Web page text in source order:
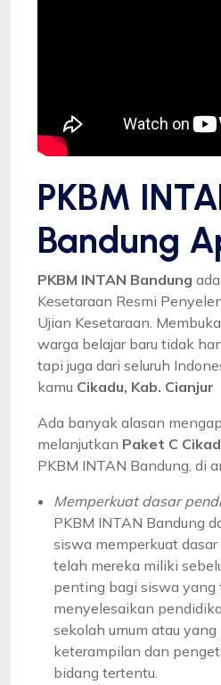
PKBM
Bandung
PKBM INTAN Bandung
Kesetaraan Resmi
Ujian Kesetaraan.
warga belajar baru tidak
tapi juga dari seluruh
kamu Cikadu, Kab. Cianjur
Ada banyak alasan
melanjutkan Paket C
PKBM INTAN Bandung, di
Memperkuat dasar
PKBM INTAN Bandung
siswa memperkuat
telah mereka miliki
penting bagi siswa yang
menyelesaikan
sekolah umum atau
keterampilan dan
bidang tertentu.